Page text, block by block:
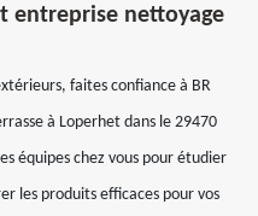
entreprise nettoyage
faites confiance à BR
à Loperhet dans le 29470
équipes chez vous pour étudier
les produits efficaces pour vos